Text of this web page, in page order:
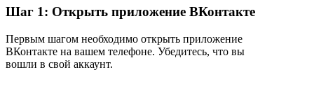
Шаг 1: Открыть приложение ВКонтакте
Первым шагом необходимо открыть приложение
ВКонтакте на вашем телефоне. Убедитесь, что вы
вошли в свой аккаунт.